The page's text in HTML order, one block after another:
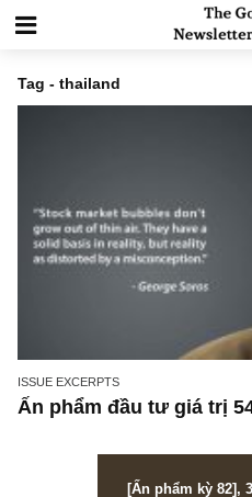
Tag - thailand
Ấn phẩm đầu tư giá